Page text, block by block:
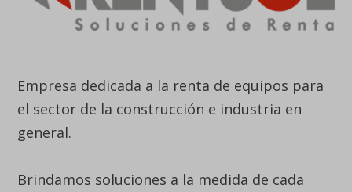
Empresa dedicada a la renta de equipos para
el sector de la construcción e industria en
general.
Brindamos soluciones a la medida de cada